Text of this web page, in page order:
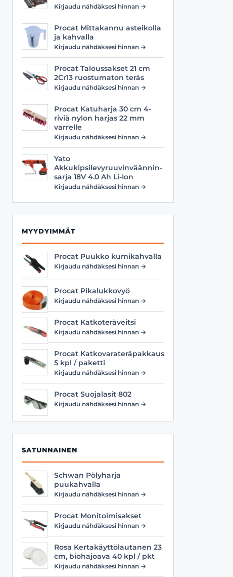
Vyöt
Kirjaudu nähdäksesi hinnan →
Procat Mittakannu asteikolla
ja kahvalla
Kirjaudu nähdäksesi hinnan →
Procat Taloussakset 21 cm
2Cr13 ruostumaton teräs
Kirjaudu nähdäksesi hinnan →
Procat Katuharja 30 cm 4-
riviä nylon harjas 22 mm
varrelle
Kirjaudu nähdäksesi hinnan →
Yato
Akkukipsilevyruuvinväännin-
sarja 18V 4.0 Ah Li-Ion
Kirjaudu nähdäksesi hinnan →
MYYDYIMMÄT
Procat Puukko kumikahvalla
Kirjaudu nähdäksesi hinnan →
Procat Pikalukkovyö
Kirjaudu nähdäksesi hinnan →
Procat Katkoteräveitsi
Kirjaudu nähdäksesi hinnan →
Procat Katkovarateräpakkaus
5 kpl / paketti
Kirjaudu nähdäksesi hinnan →
Procat Suojalasit 802
Kirjaudu nähdäksesi hinnan →
SATUNNAINEN
Schwan Pölyharja
puukahvalla
Kirjaudu nähdäksesi hinnan →
Procat Monitoimisakset
Kirjaudu nähdäksesi hinnan →
Rosa Kertakäyttölautanen 23
cm, biohajoava 40 kpl / pkt
Kirjaudu nähdäksesi hinnan →